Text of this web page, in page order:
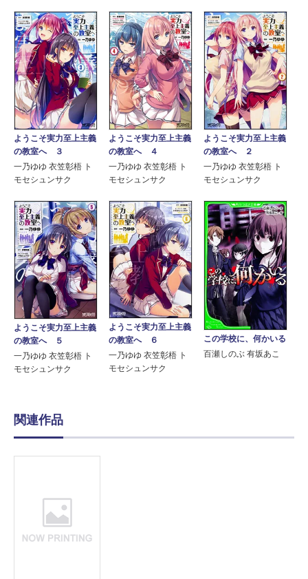
ようこそ実力至上主義
の教室へ ３
一乃ゆゆ 衣笠彰梧 ト
モセシュンサク
ようこそ実力至上主義
の教室へ ４
一乃ゆゆ 衣笠彰梧 ト
モセシュンサク
ようこそ実力至上主義
の教室へ ２
一乃ゆゆ 衣笠彰梧 ト
モセシュンサク
ようこそ実力至上主義
の教室へ ５
一乃ゆゆ 衣笠彰梧 ト
モセシュンサク
ようこそ実力至上主義
の教室へ ６
一乃ゆゆ 衣笠彰梧 ト
モセシュンサク
この学校に、何かいる
百瀬しのぶ 有坂あこ
関連作品